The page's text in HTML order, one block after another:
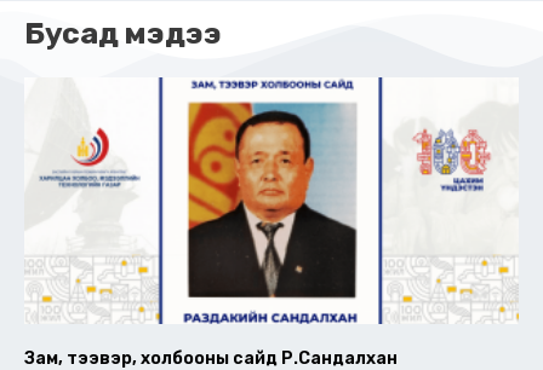
Бусад мэдээ
Зам, тээвэр, холбооны сайд Р.Сандалхан